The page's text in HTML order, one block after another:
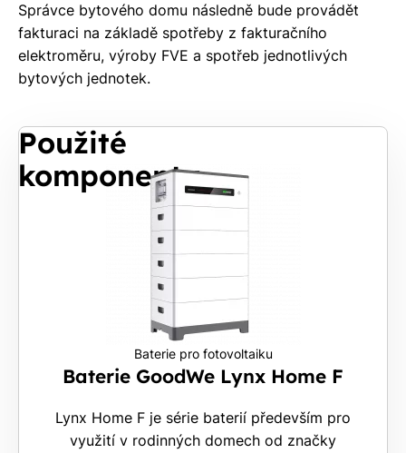
Správce bytového domu následně bude provádět
fakturaci na základě spotřeby z fakturačního
elektroměru, výroby FVE a spotřeb jednotlivých
bytových jednotek.
Použité
komponenty
Baterie pro fotovoltaiku
Baterie GoodWe Lynx Home F
Lynx Home F je série baterií především pro
využití v rodinných domech od značky